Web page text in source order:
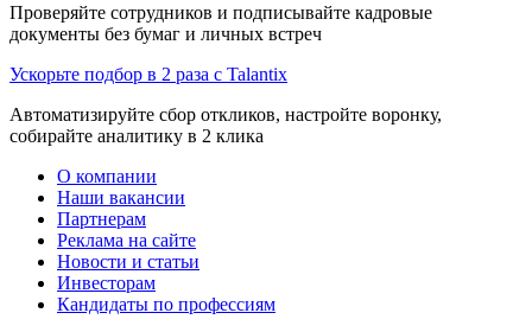
Проверяйте сотрудников и подписывайте кадровые
документы без бумаг и личных встреч
Ускорьте подбор в 2 раза с Talantix
Автоматизируйте сбор откликов, настройте воронку,
собирайте аналитику в 2 клика
О компании
Наши вакансии
Партнерам
Реклама на сайте
Новости и статьи
Инвесторам
Кандидаты по профессиям